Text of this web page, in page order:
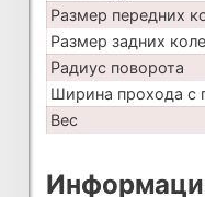
Размер передних
Размер задних
Радиус поворота
Ширина прохода с
Вес